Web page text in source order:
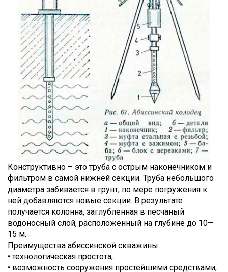
Конструктивно – это труба с острым наконечником и
фильтром в самой нижней секции. Труба небольшого
диаметра забивается в грунт, по мере погружения к
ней добавляются новые секции. В результате
получается колонна, заглубленная в песчаный
водоносный слой, расположенный на глубине до 10—
15 м.
Преимущества абиссинской скважины:
• технологическая простота;
• возможность сооружения простейшими средствами,